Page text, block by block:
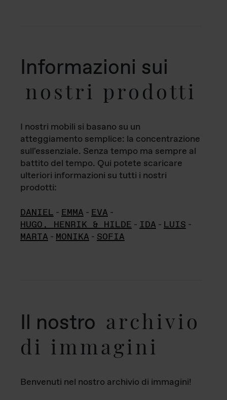
Informazioni sui
nostri prodotti
I nostri mobili si basano su un
atteggiamento semplice: la concentrazione
sull'essenziale. Senza tempo ma sempre al
battito del tempo. Qui potete scaricare
ulteriori informazioni su tutti i nostri
prodotti:
DANIEL - EMMA - EVA -
HUGO, HENRIK & HILDE - IDA - LUIS -
MARTA - MONIKA - SOFIA
Il nostro archivio
di immagini
Benvenuti nel nostro archivio di immagini!